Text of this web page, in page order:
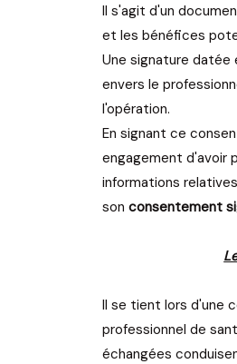
Il s'agit d'un
et les bénéfices
Une signature
envers le
l'opération.
En signant ce
engagement d'avoir
informations
sonconsentement
Il se tient lors d'une
professionnel de
échangées